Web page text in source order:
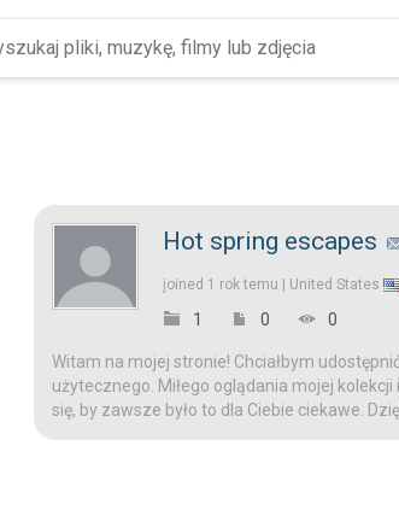
Hot spring escapes
joined 1 rok temu | United States
1 0 0
Witam na mojej stronie! Chciałbym
użytecznego. Miłego oglądania mojej
się, by zawsze było to dla Ciebie ciekawe.